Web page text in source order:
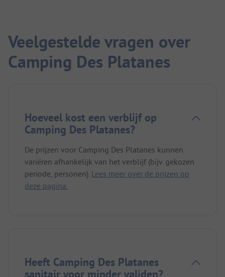
Veelgestelde vragen over
Camping Des Platanes
Hoeveel kost een verblijf op
Camping Des Platanes?
De prijzen voor Camping Des Platanes kunnen
variëren afhankelijk van het verblijf (bijv. gekozen
periode, personen). Lees meer over de prijzen op
deze pagina.
Heeft Camping Des Platanes
sanitair voor minder validen?